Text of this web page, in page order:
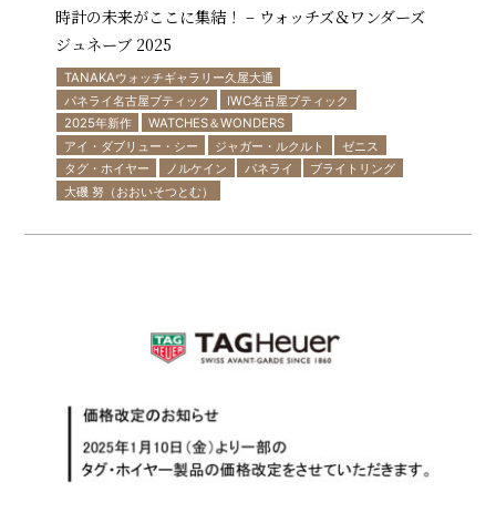
時計の未来がここに集結！ – ウォッチズ＆ワンダーズ
ジュネーブ 2025
TANAKAウォッチギャラリー久屋大通
パネライ名古屋ブティック
IWC名古屋ブティック
2025年新作
WATCHES＆WONDERS
アイ・ダブリュー・シー
ジャガー・ルクルト
ゼニス
タグ・ホイヤー
ノルケイン パネライ
ブライトリング
大磯 努（おおいそつとむ）